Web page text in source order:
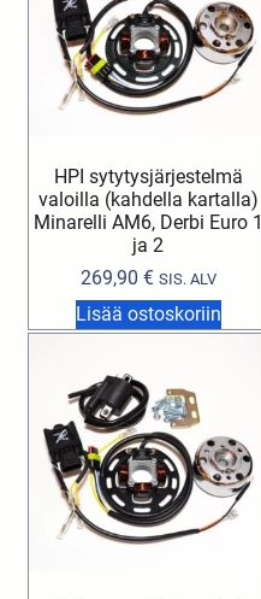
HPI sytytysjärjestelmä
valoilla (kahdella kartalla)
Minarelli AM6, Derbi Euro 1
ja 2
269,90 € SIS. ALV
Lisää ostoskoriin